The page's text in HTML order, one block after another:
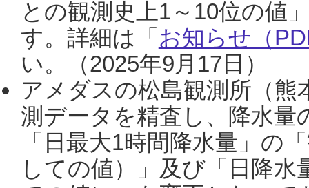
との観測史上1～10位の値
す。詳細は「 お知らせ（
い。（2025年9月17日）
アメダスの松島観測所（熊
測データを精査し、降水
「日最大1時間降水量」の
しての値）」及び「日降